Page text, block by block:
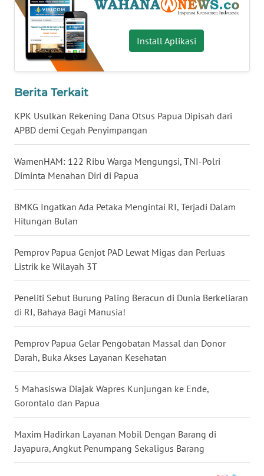
Install Aplikasi
Berita Terkait
KPK Usulkan Rekening Dana Otsus Papua Dipisah dari
APBD demi Cegah Penyimpangan
WamenHAM: 122 Ribu Warga Mengungsi, TNI-Polri
Diminta Menahan Diri di Papua
BMKG Ingatkan Ada Petaka Mengintai RI, Terjadi Dalam
Hitungan Bulan
Pemprov Papua Genjot PAD Lewat Migas dan Perluas
Listrik ke Wilayah 3T
Peneliti Sebut Burung Paling Beracun di Dunia Berkeliaran
di RI, Bahaya Bagi Manusia!
Pemprov Papua Gelar Pengobatan Massal dan Donor
Darah, Buka Akses Layanan Kesehatan
5 Mahasiswa Diajak Wapres Kunjungan ke Ende,
Gorontalo dan Papua
Maxim Hadirkan Layanan Mobil Dengan Barang di
Jayapura, Angkut Penumpang Sekaligus Barang
WN
BABEL
WN
SUMBAR
SUMSEL
WN
BENGKULU
WN
LAMPUNG
WN
WN
WN
KALBAR